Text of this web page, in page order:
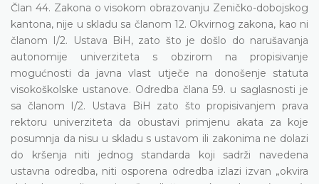
Član 44. Zakona o visokom obrazovanju Zeničko-dobojskog
kantona, nije u skladu sa članom 12. Okvirnog zakona, kao ni
članom I/2. Ustava BiH, zato što je došlo do narušavanja
autonomije univerziteta s obzirom na propisivanje
mogućnosti da javna vlast utječe na donošenje statuta
visokoškolske ustanove. Odredba člana 59. u saglasnosti je
sa članom I/2. Ustava BiH zato što propisivanjem prava
rektoru univerziteta da obustavi primjenu akata za koje
posumnja da nisu u skladu s ustavom ili zakonima ne dolazi
do kršenja niti jednog standarda koji sadrži navedena
ustavna odredba, niti osporena odredba izlazi izvan „okvira